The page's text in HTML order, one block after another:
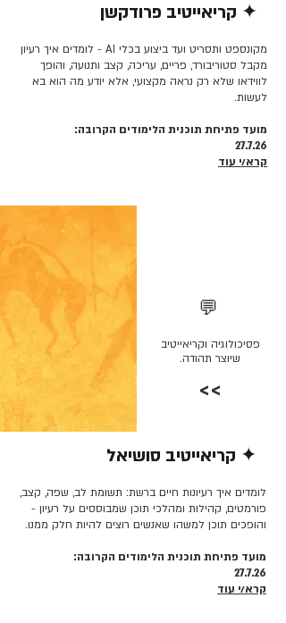
✦ קריאייטיב פרודקשן
מקונספט ותסריט ועד ביצוע בכלי AI - לומדים איך רעיון
מקבל סטוריבורד, פריים, עריכה, קצב ותנועה, והופך
לווידאו שלא רק נראה מקצועי, אלא יודע מה הוא בא
לעשות.
מועד פתיחת תוכנית הלימודים הקרובה:
27.7.26
קרא/י עוד
💬
פסיכולוגיה וקריאייטיב
שיוצר תהודה.
>>
✦ קריאייטיב סושיאל
לומדים איך רעיונות חיים ברשת: תשומת לב, שפה, קצב,
פורמטים, קהילות ומהלכי תוכן שמבוססים על רעיון -
והופכים תוכן למשהו שאנשים רוצים להיות חלק ממנו.
מועד פתיחת תוכנית הלימודים הקרובה:
27.7.26
קרא/י עוד